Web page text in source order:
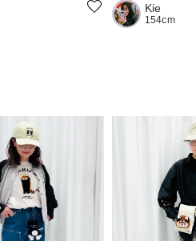
Kie
154cm